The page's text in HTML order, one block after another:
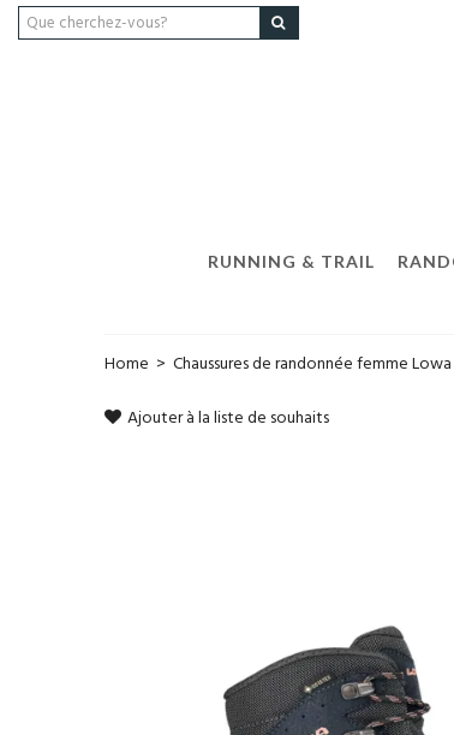
RUNNING & TRAIL
Home > Chaussures de randonnée femme
Ajouter à la liste de souhaits